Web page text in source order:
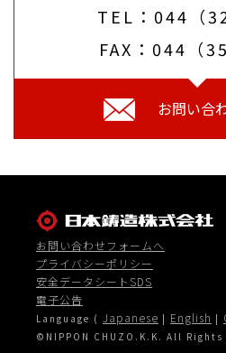
鋳造機械
リッドサンドマスター
マイティバー(MB)
マイティバー（MB）
油圧部品
スーパーダクタイル
素形材その他
水平反力分散ゴム支
ディスク型高面圧ゴム
（DRB）
伸縮装置
マウラージョイント
ダンパー
（LSD）
TEL：044（
FAX：044（
お問い合
お問い合わせフォームへ
プライバシーポリシー
安全データシートSDS
電子公告
Language ( Japanese | English |
©NIPPON CHUZO.K.K. All Rights